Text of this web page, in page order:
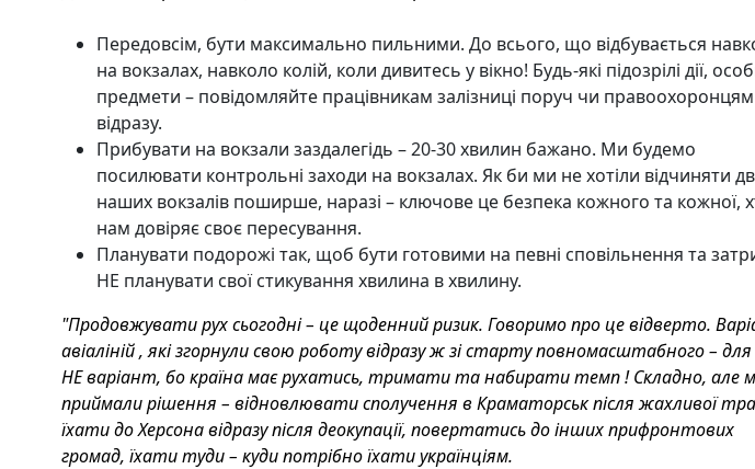
Передовсім, бути максимально пильними. До всього, що відбувається
на вокзалах, навколо колій, коли дивитесь у вікно! Будь-які підозрілі дії,
предмети – повідомляйте працівникам залізниці поруч чи правоохоронцям
відразу.
Прибувати на вокзали заздалегідь – 20-30 хвилин бажано. Ми будемо
посилювати контрольні заходи на вокзалах. Як би ми не хотіли відчиняти
наших вокзалів поширше, наразі – ключове це безпека кожного та кожної,
нам довіряє своє пересування.
Планувати подорожі так, щоб бути готовими на певні сповільнення та
НЕ планувати свої стикування хвилина в хвилину.
"Продовжувати рух сьогодні – це щоденний ризик. Говоримо про це відверто.
авіаліній , які згорнули свою роботу відразу ж зі старту повномасштабного –
НЕ варіант, бо країна має рухатись, тримати та набирати темп ! Складно, але
приймали рішення – відновлювати сполучення в Краматорськ після жахливої
їхати до Херсона відразу після деокупації, повертатись до інших прифронтових
громад, їхати туди – куди потрібно їхати українціям.